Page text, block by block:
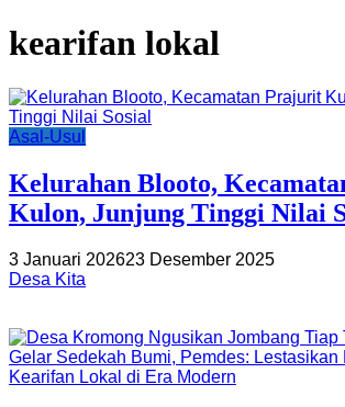
kearifan lokal
Asal-Usul
Kelurahan Blooto,
Kulon, Junjung Tinggi Nilai
3 Januari 202623 Desember 2025
Desa Kita